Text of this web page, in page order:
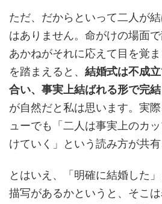
ただ、だからといって二人が
はありません。命がけの場面で
あかねがそれに応えて目を覚
を踏まえると、 結婚式は不成
合い、事実上結ばれる形で完
が自然だと私は思います。実
ューでも「二人は事実上のカ
けていく」という読み方が共有
とはいえ、「明確に結婚した
描写があるかというと、そこ